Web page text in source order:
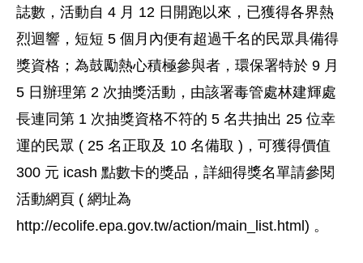
誌數，活動自 4 月 12 日開跑以來，已獲得各界熱
烈迴響，短短 5 個月內便有超過千名的民眾具備得
獎資格；為鼓勵熱心積極參與者，環保署特於 9 月
5 日辦理第 2 次抽獎活動，由該署毒管處林建輝處
長連同第 1 次抽獎資格不符的 5 名共抽出 25 位幸
運的民眾 ( 25 名正取及 10 名備取 )，可獲得價值
300 元 icash 點數卡的獎品，詳細得獎名單請參閱
活動網頁 ( 網址為
http://ecolife.epa.gov.tw/action/main_list.html) 。